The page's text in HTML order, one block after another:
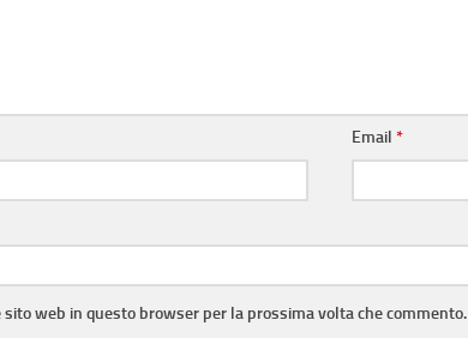
Email*
sito web in questo browser per la prossima volta che commento.